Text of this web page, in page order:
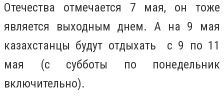
Отечества отмечается 7 мая, он тоже
является выходным днем. А на 9 мая
казахстанцы будут отдыхать с 9 по 11
мая (с субботы по понедельник
включительно).